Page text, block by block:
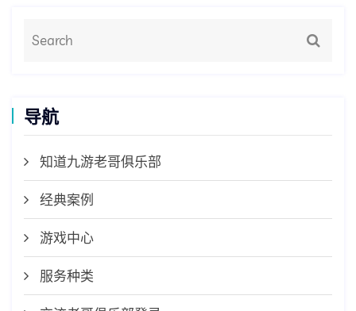
导航
知道九游老哥俱乐部
经典案例
游戏中心
服务种类